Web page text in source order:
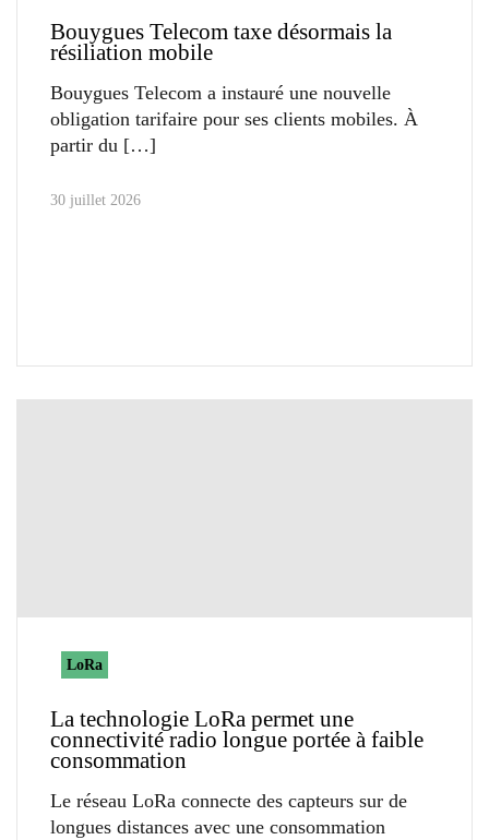
Bouygues Telecom taxe désormais la
résiliation mobile
Bouygues Telecom a instauré une nouvelle
obligation tarifaire pour ses clients mobiles. À
partir du
30 juillet 2026
LoRa
La technologie LoRa permet une
connectivité radio longue portée à faible
consommation
Le réseau LoRa connecte des capteurs sur de
longues distances avec une consommation